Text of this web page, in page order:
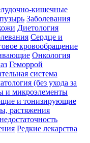
кишечные
Заболевания
Диетология
Сердце и
кровообращение
Онкология
Геморрой
система
(без ухода за
и микроэлементы
и тонизирующие
растяжения
Редкие лекарства